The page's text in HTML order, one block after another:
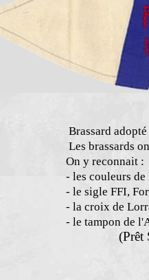
Brassard
ont été
:
de la
Forces
de
l'Armée Secrète